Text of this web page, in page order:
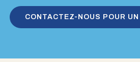
CONTACTEZ-NOUS POUR